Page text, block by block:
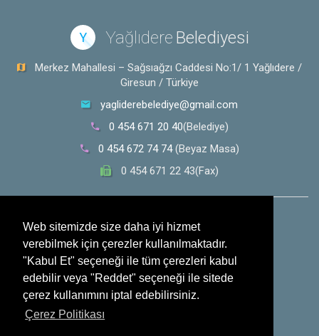
Web sitemizde size daha iyi hizmet
verebilmek için çerezler kullanılmaktadır.
"Kabul Et" seçeneği ile tüm çerezleri kabul
edebilir veya "Reddet" seçeneği ile sitede
çerez kullanımını iptal edebilirsiniz.
Çerez Politikası
Y Yağlıdere Belediyesi
Merkez Mahallesi – Sağsıağzı Caddesi No:1/ 1 Yağlıdere /
Giresun / Türkiye
yagliderebelediye@gmail.com
0 454 671 20 40(Belediye)
0 454 672 74 74(Beyaz Masa)
0 454 671 22 43(Fax)
0 532 353 30 28(Whatsapp İhbar Hattı)
Sosyal Medya